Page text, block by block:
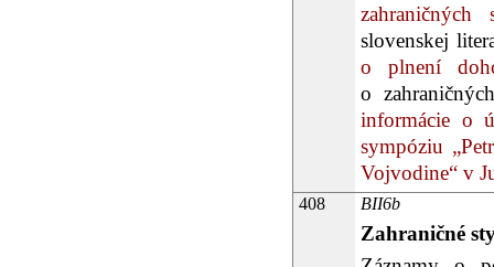
slovenskej
o plnení
o
informácie o
sympóziu
Vojvodine“ v
408 BII6b
Zahraničné